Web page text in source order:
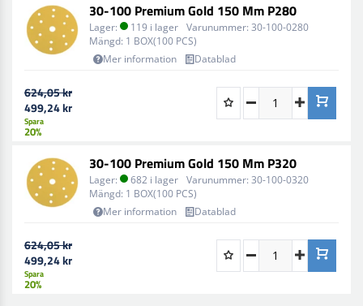
30-100 Premium Gold 150 Mm P280
Lager: 119 i lager Varunummer: 30-100-0280
Mängd: 1 BOX(100 PCS)
Mer information
Datablad
624,05 kr
499,24 kr
Spara
20%
30-100 Premium Gold 150 Mm P320
Lager: 682 i lager Varunummer: 30-100-0320
Mängd: 1 BOX(100 PCS)
Mer information
Datablad
624,05 kr
499,24 kr
Spara
20%